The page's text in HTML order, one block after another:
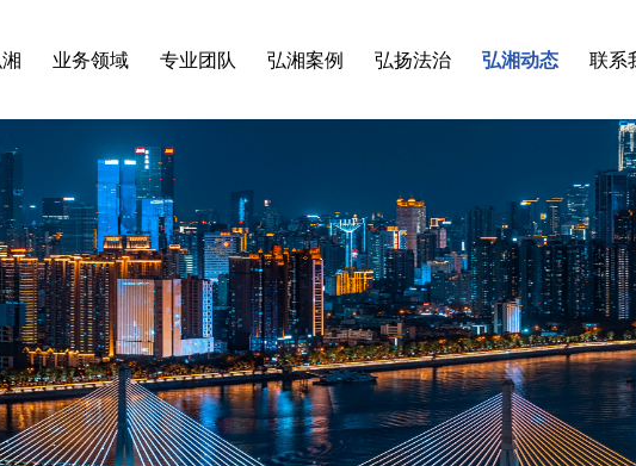
业务领域 专业团队 弘湘案例 弘扬法治 弘湘动态 联系